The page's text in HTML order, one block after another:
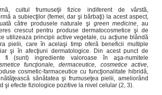
cultul frumuseţii fizice indiferent de vârstă,
a subiecţilor (femei, dar şi bărbaţi) la acest aspect,
către produsele naturale şi green medicine, au
crescut pentru produse dermatocosmetice şi de
utilizeaza principii active vegetale, cu acţiune blândă
pielii, care în acelaşi timp oferă beneficii multiple
şi în afecţiuni dermatologice. Din acest punct de
(sunt) ingrediente valoroase în aşa-numitele
funcţionale, dermaceutice, cosmetice active,
cosmetic-farmaceutice cu funcţionalitate hibridă,
sănătatea şi frumuseţea pielii, ameliorând
şi efecte fiziologice pozitive la nivel celular (2, 3).